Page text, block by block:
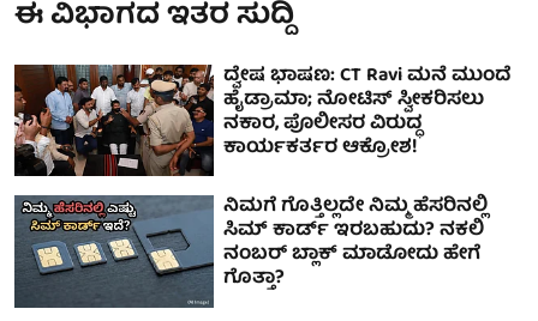
ಈ ವಿಭಾಗದ ಇತರ ಸುದ್ದಿ
ದ್ವೇಷ ಭಾಷಣ: CT Ravi ಮನೆ ಮುಂದೆ
ಹೈಡ್ರಾಮಾ; ನೋಟಿಸ್ ಸ್ವೀಕರಿಸಲು
ನಕಾರ, ಪೊಲೀಸರ ವಿರುದ್ಧ
ಕಾರ್ಯಕರ್ತರ ಆಕ್ರೋಶ!
ನಿಮಗೆ ಗೊತ್ತಿಲ್ಲದೇ ನಿಮ್ಮ ಹೆಸರಿನಲ್ಲಿ
ಸಿಮ್ ಕಾರ್ಡ್ ಇರಬಹುದು? ನಕಲಿ
ನಂಬರ್ ಬ್ಲಾಕ್ ಮಾಡೋದು ಹೇಗೆ
ಗೊತ್ತಾ?